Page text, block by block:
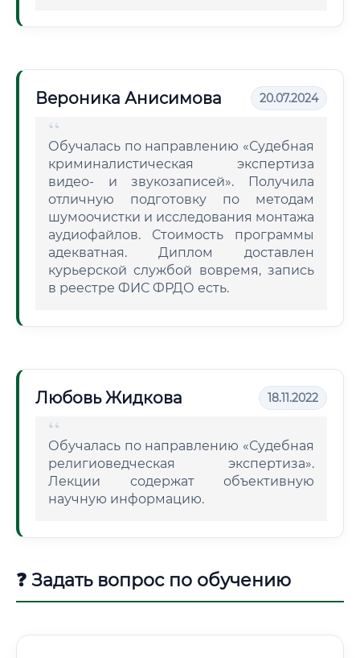
Вероника Анисимова 20.07.2024
Обучалась по направлению «Судебная
криминалистическая экспертиза
видео- и звукозаписей». Получила
отличную подготовку по методам
шумоочистки и исследования монтажа
аудиофайлов. Стоимость программы
адекватная. Диплом доставлен
курьерской службой вовремя, запись
в реестре ФИС ФРДО есть.
Любовь Жидкова 18.11.2022
Обучалась по направлению «Судебная
религиоведческая экспертиза».
Лекции содержат объективную
научную информацию.
❓ Задать вопрос по обучению